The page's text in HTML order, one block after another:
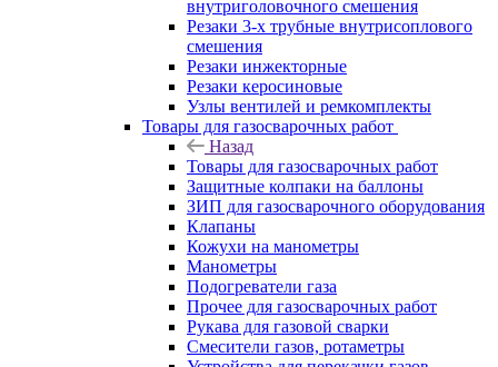
внутриголовочного смешения
Резаки 3-х трубные внутрисоплового
смешения
Резаки инжекторные
Резаки керосиновые
Узлы вентилей и ремкомплекты
Товары для газосварочных работ
Назад
Товары для газосварочных работ
Защитные колпаки на баллоны
ЗИП для газосварочного оборудования
Клапаны
Кожухи на манометры
Манометры
Подогреватели газа
Прочее для газосварочных работ
Рукава для газовой сварки
Смесители газов, ротаметры